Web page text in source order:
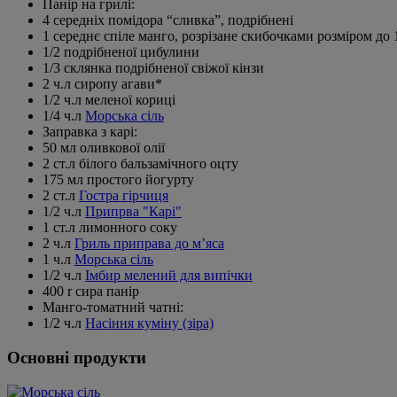
Панір на грилі:
4 середніх помідора “сливка”, подрібнені
1 середнє спіле манго, розрізане скибочками розміром до
1/2 подрібненої цибулини
1/3 склянка подрібненої свіжої кінзи
2 ч.л сиропу агави*
1/2 ч.л меленої кориці
1/4 ч.л Морська сіль
Заправка з карі:
50 мл оливкової олії
2 ст.л білого бальзамічного оцту
175 мл простого йогурту
2 ст.л Гостра гірчиця
1/2 ч.л Припрва "Карі"
1 ст.л лимонного соку
2 ч.л Гриль приправа до м’яса
1 ч.л Морська сіль
1/2 ч.л Імбир мелений для випічки
400 r сира панір
Манго-томатний чатні:
1/2 ч.л Насіння куміну (зіра)
Основні продукти